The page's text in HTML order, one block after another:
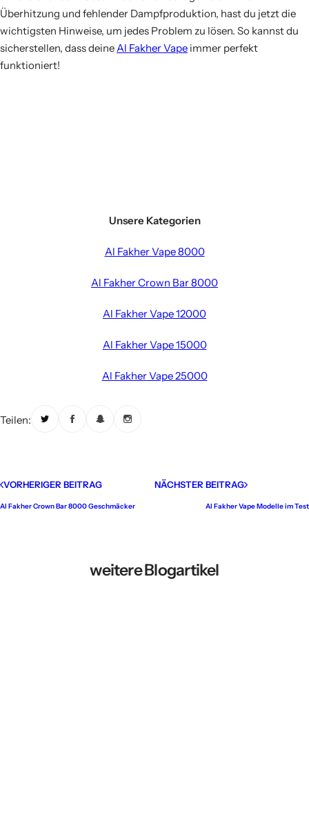
Überhitzung und fehlender Dampfproduktion, hast du jetzt die
wichtigsten Hinweise, um jedes Problem zu lösen. So kannst du
sicherstellen, dass deineAl Fakher Vape immer perfekt
funktioniert!
Unsere Kategorien
Al Fakher Vape 8000
Al Fakher Crown Bar 8000
Al Fakher Vape 12000
Al Fakher Vape 15000
Al Fakher Vape 25000
Teilen:
VORHERIGER BEITRAG
Al Fakher Crown Bar 8000 Geschmäcker
NÄCHSTER BEITRAG
Al Fakher Vape Modelle im Test
weitere Blogartikel